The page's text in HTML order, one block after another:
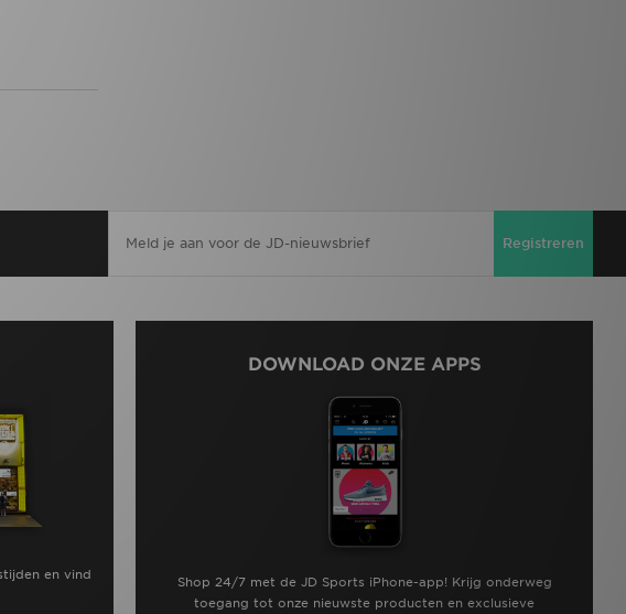
Registreren
en vind
DOWNLOAD ONZE APPS
Shop 24/7 met de JD Sports iPhone-app! Krijg onderweg
toegang tot onze nieuwste producten en exclusieve